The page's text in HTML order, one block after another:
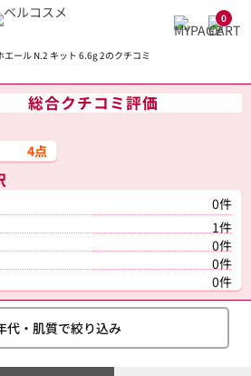
0
エール N.2 キット 6.6g 2のクチコミ
総合クチコミ評価
4点
0件
1件
0件
0件
0件
代・肌質で絞り込み